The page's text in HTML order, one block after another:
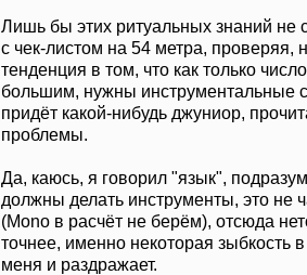
Лишь бы этих ритуальных знаний не
с чек-листом на 54 метра, проверяя,
тенденция в том, что как только
большим, нужны инструментальные
придёт какой-нибудь джуниор,
проблемы.
Да, каюсь, я говорил "язык",
должны делать инструменты, это не
(Mono в расчёт не берём), отсюда
точнее, именно некоторая зыбкость
меня и раздражает.